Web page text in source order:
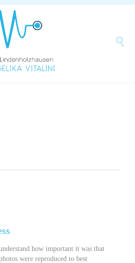

how important it was that
were reproduced to best